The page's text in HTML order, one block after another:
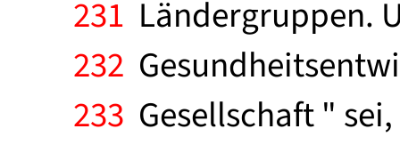
231 Ländergruppen.
232
233 Gesellschaft "